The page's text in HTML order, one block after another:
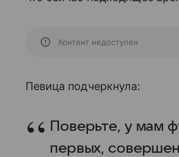
Контент недоступен
Певица подчеркнула:
Поверьте, у мам
первых,